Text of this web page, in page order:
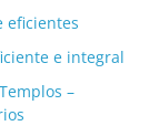
eficientes
e integral
–